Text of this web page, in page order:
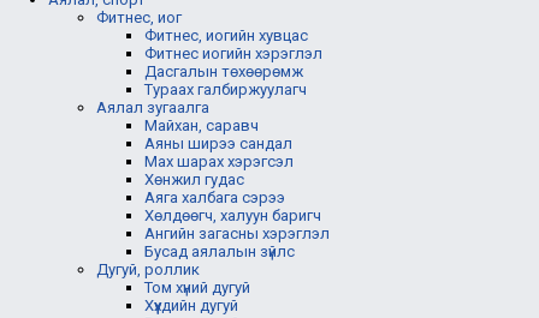
Фитнес, иог
Фитнес, иогийн хувцас
Фитнес иогийн хэрэглэл
Дасгалын төхөөрөмж
Тураах галбиржуулагч
Аялал зугаалга
Майхан, саравч
Аяны ширээ сандал
Мах шарах хэрэгсэл
Хөнжил гудас
Аяга халбага сэрээ
Хөлдөөгч, халуун баригч
Ангийн загасны хэрэглэл
Бусад аялалын зүйлс
Дугуй, роллик
Том хүний дугуй
Хүүхдийн дугуй